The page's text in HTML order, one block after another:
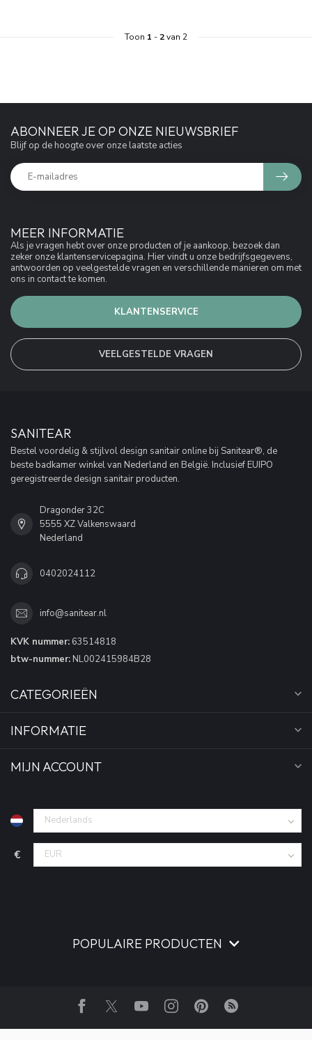
Toon 1 - 2van 2
MEER INFORMATIE
Als je vragen hebt over onze producten of je aankoop, bezoek dan
zeker onze klantenservicepagina. Hier vindt u onze bedrijfsgegevens,
antwoorden op veelgestelde vragen en verschillende manieren om met
ons in contact te komen.
KLANTENSERVICE
VEELGESTELDE VRAGEN
ABONNEER JE OP ONZE NIEUWSBRIEF
Blijf op de hoogte over onze laatste acties
SANITEAR
Bestel voordelig & stijlvol design sanitair online bij Sanitear®, de
beste badkamer winkel van Nederland en België. Inclusief EUIPO
geregistreerde design sanitair producten.
Dragonder 32C
5555 XZ Valkenswaard
Nederland
0402024112
info@sanitear.nl
KVK nummer: 63514818
btw-nummer: NL002415984B28
CATEGORIEËN
INFORMATIE
MIJN ACCOUNT
€
POPULAIRE PRODUCTEN